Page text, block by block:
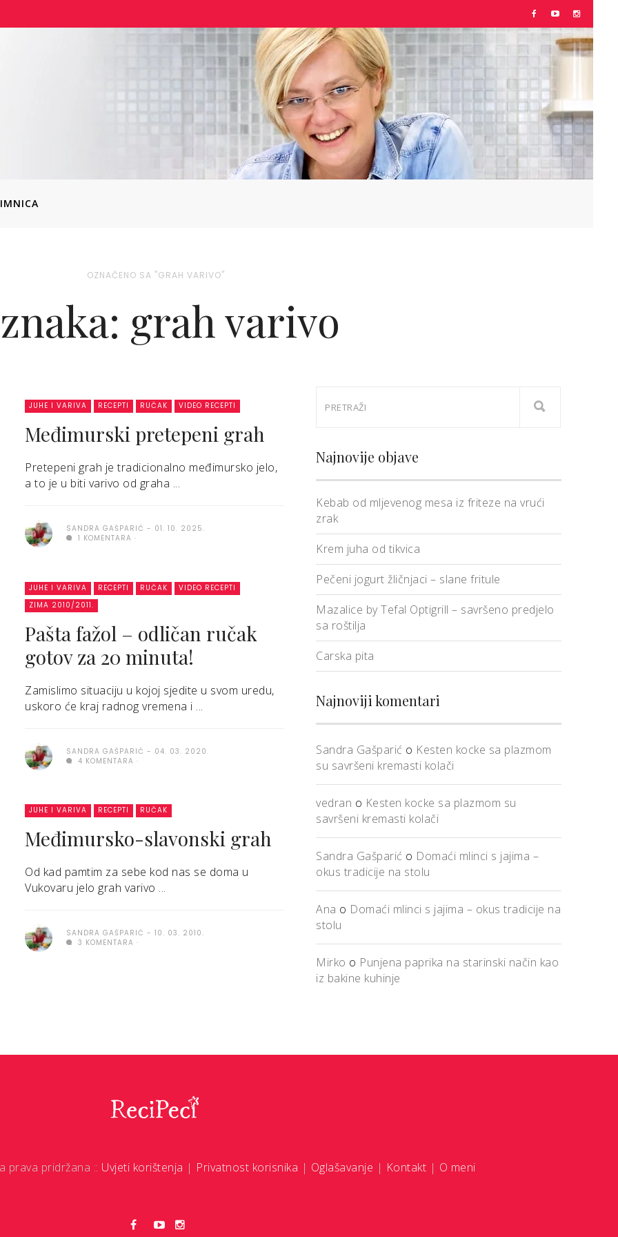
OZNAČENO SA "GRAH VARIVO"
grah varivo
JUHE I VARIVA RECEPTI RUČAK VIDEO RECEPTI
Međimurski pretepeni grah
Pretepeni grah je tradicionalno međimursko jelo,
a to je u biti varivo od graha ...
SANDRA GAŠPARIĆ
01. 10. 2025.
1 KOMENTARA
JUHE I VARIVA RECEPTI RUČAK
VIDEO RECEPTI
ZIMA 2010/2011.
Pašta fažol – odličan ručak
gotov za 20 minuta!
Zamislimo situaciju u kojoj sjedite u svom uredu,
uskoro će kraj radnog vremena i ...
SANDRA GAŠPARIĆ
04. 03. 2020.
4 KOMENTARA
JUHE I VARIVA RECEPTI RUČAK
Međimursko-slavonski grah
Od kad pamtim za sebe kod nas se doma u
Vukovaru jelo grah varivo ...
SANDRA GAŠPARIĆ
10. 03. 2010.
3 KOMENTARA
Najnovije objave
Kebab od mljevenog mesa iz friteze na vrući
zrak
Krem juha od tikvica
Pečeni jogurt žličnjaci – slane fritule
Mazalice by Tefal Optigrill – savršeno predjelo
sa roštilja
Carska pita
Najnoviji komentari
Sandra Gašparić o Kesten kocke sa plazmom
su savršeni kremasti kolači
vedran o Kesten kocke sa plazmom su
savršeni kremasti kolači
Sandra Gašparić o Domaći mlinci s jajima –
okus tradicije na stolu
Ana o Domaći mlinci s jajima – okus tradicije na
stolu
Mirko o Punjena paprika na starinski način kao
iz bakine kuhinje
prava pridržana :: Uvjeti korištenja | Privatnost korisnika | Oglašavanje | Kontakt | O meni